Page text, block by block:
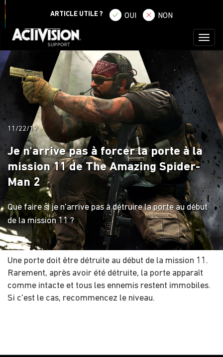
SE CONNECTER
S'ENREGISTRER
ARTICLE UTILE ? OUI NON
11/22/19
Je n'arrive pas à forcer la porte à la
mission 11 de The Amazing Spider-
Man 2
Que faire si je n'arrive pas à détruire la porte au début
de la mission 11 ?
Une porte doit être détruite au début de la mission 11.
Rarement, après avoir été détruite, la porte apparaît
comme intacte et tous les ennemis restent immobiles.
Si c'est le cas, recommencez le niveau.